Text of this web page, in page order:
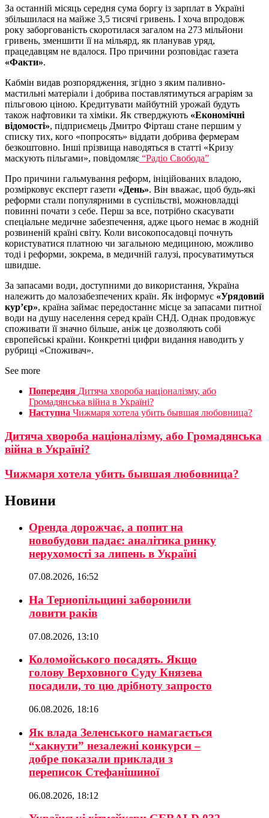
За останній місяць середня сума боргу із зарплат в Україні
збільшилася на майже 3,5 тисячі гривень. І хоча впродовж
року заборгованість скоротилася загалом на 273 мільйони
гривень, зменшити її на мільярд, як планував уряд,
працедавцям не вдалося. Про причини розповідає газета
«Факти».
Кабмін видав розпорядження, згідно з яким паливно-
мастильні матеріали і добрива поставлятимуться аграріям за
пільговою ціною. Кредитувати майбутній урожай будуть
також нафтовики та хіміки. Як стверджують «Економічні
відомості», підприємець Дмитро Фірташ стане першим у
списку тих, кого «попросять» віддати добрива фермерам
безкоштовно. Інші прізвища наводяться в статті «Кризу
маскують пільгами», повідомляє “Радіо Свобода”
Про причини гальмування реформ, ініційованих владою,
розмірковує експерт газети «День». Він вважає, щоб будь-які
реформи стали популярними в суспільстві, можновладці
повинні почати з себе. Перш за все, потрібно скасувати
спеціальне медичне забезпечення, адже цього немає в жодній
розвиненій країні світу. Коли високопосадовці почнуть
користуватися платною чи загальною медициною, можливо
тоді і реформи, зокрема, в медичній галузі, просуватимуться
швидше.
За запасами води, доступними до використання, Україна
належить до малозабезпечених країн. Як інформує «Урядовий
кур’єр», країна займає передостаннє мiсце за запасами питної
води на душу населення серед країн СНД. Однак продовжує
споживати її значно більше, аніж це дозволяють собі
європейські країни. Конкретні цифри видання наводить у
рубриці «Споживач».
See more
Попередня Дитяча хвороба націоналізму, або
Громадянська війна в Україні?
Наступна Чижмаря хотела убить бывшая любовница?
Дитяча хвороба націоналізму, або Громадянська
війна в Україні?
Чижмаря хотела убить бывшая любовница?
Новини
Оренда дорожчає, а попит на
новобудови падає: аналітика ринку
нерухомості за липень в Україні
07.08.2026, 16:52
На Тернопільщині заборонили
ловити раків
07.08.2026, 13:10
Коломойського посадять. Якщо
голову Верховного Суду Князева
посадили, то цю дрібноту запросто
06.08.2026, 18:16
Як влада Зеленського намагається
“хакнути” незалежні конкурси –
добре показали приклади з
переписок Стефанішиної
06.08.2026, 18:12